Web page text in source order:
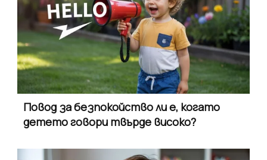
Повод за безпокойство ли е, когато
детето говори твърде високо?